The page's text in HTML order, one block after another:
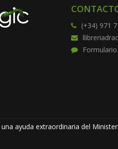
(+34) 971
ayuda extraordinaria del